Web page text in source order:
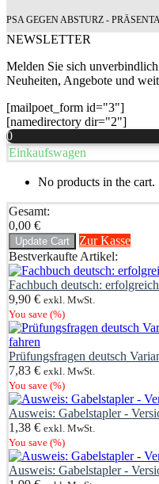
PSA GEGEN ABSTURZ -
NEWSLETTER
Melden Sie sich
Neuheiten, Angebote und
[mailpoet_form id="3"]
[namedirectory dir="2"]
0
Einkaufswagen
No products in the cart.
Gesamt:
0,00 €
Update Cart
Zur Kasse
Bestverkaufte Artikel:
Fachbuch deutsch:
9,90 € exkl. MwSt.
You save (%)
Prüfungsfragen deutsch
7,83 € exkl. MwSt.
You save (%)
Ausweis: Gabelstapler -
1,38 € exkl. MwSt.
You save (%)
Ausweis: Gabelstapler -